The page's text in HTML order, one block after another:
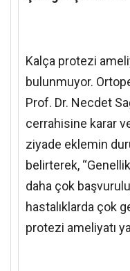
Kalça protezi
bulunmuyor.
Prof. Dr. Necdet
cerrahisine karar
ziyade eklemin
belirterek,
daha çok
hastalıklarda çok
protezi ameliyatı